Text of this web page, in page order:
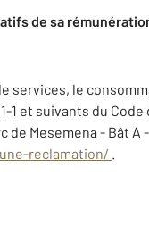
de sa
services, le
1 et suivants du Code
Mesemena - Bât A
reclamation/